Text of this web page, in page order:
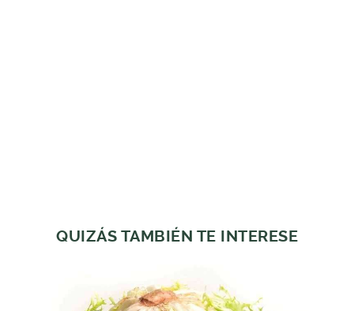
QUIZÁS TAMBIÉN TE INTERESE